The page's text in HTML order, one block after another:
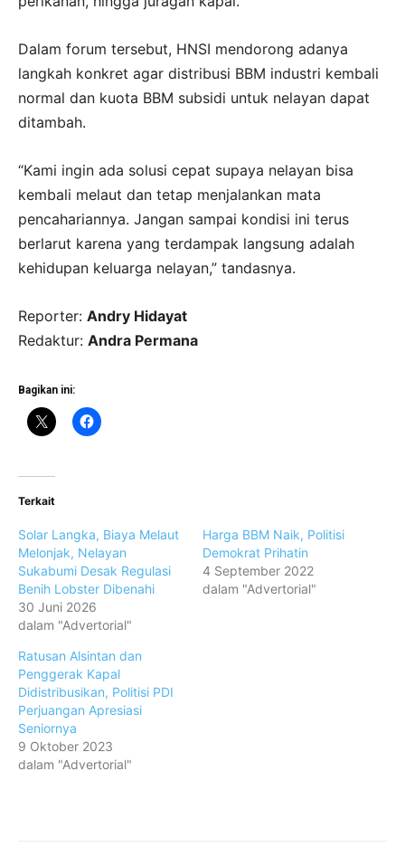
Dalam forum tersebut, HNSI mendorong adanya
langkah konkret agar distribusi BBM industri kembali
normal dan kuota BBM subsidi untuk nelayan dapat
ditambah.
“Kami ingin ada solusi cepat supaya nelayan bisa
kembali melaut dan tetap menjalankan mata
pencahariannya. Jangan sampai kondisi ini terus
berlarut karena yang terdampak langsung adalah
kehidupan keluarga nelayan,” tandasnya.
Reporter: Andry Hidayat
Redaktur: Andra Permana
Bagikan ini:
Terkait
Solar Langka, Biaya Melaut
Melonjak, Nelayan
Sukabumi Desak Regulasi
Benih Lobster Dibenahi
30 Juni 2026
dalam "Advertorial"
Harga BBM Naik, Politisi
Demokrat Prihatin
4 September 2022
dalam "Advertorial"
Ratusan Alsintan dan
Penggerak Kapal
Didistribusikan, Politisi PDI
Perjuangan Apresiasi
Seniornya
9 Oktober 2023
dalam "Advertorial"